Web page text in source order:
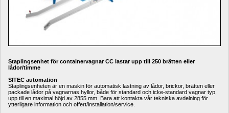
Staplingsenhet för containervagnar CC lastar upp till 250 brätten eller
lådor/timme
SITEC automation
Staplingsenheten är en maskin för automatisk lastning av lådor, brickor, brätten eller
packade lådor på vagnarnas hyllor, både för standard och icke-standard vagnar typ,
upp till en maximal höjd av 2855 mm. Bara att kontakta vår tekniska avdelning för
ytterligare information och offert/installation/service.